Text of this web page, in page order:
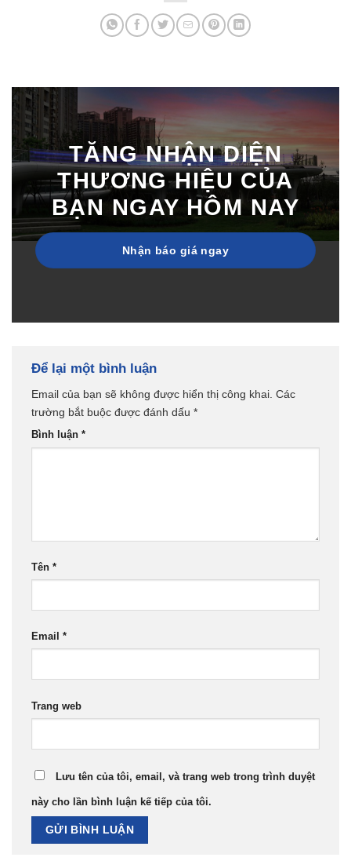
TĂNG NHẬN DIỆN
THƯƠNG HIỆU CỦA
BẠN NGAY HÔM NAY
Nhận báo giá ngay
Để lại một bình luận
Email của bạn sẽ không được hiển thị công khai. Các
trường bắt buộc được đánh dấu *
Bình luận *
Tên *
Email *
Trang web
Lưu tên của tôi, email, và trang web trong trình duyệt
này cho lần bình luận kế tiếp của tôi.